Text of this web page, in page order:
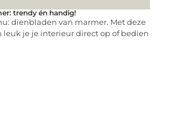
trendy én handig!
dienbladen van marmer. Met deze
je je interieur direct op of bedien